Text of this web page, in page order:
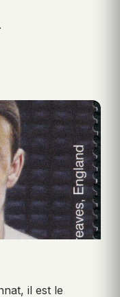
il est le